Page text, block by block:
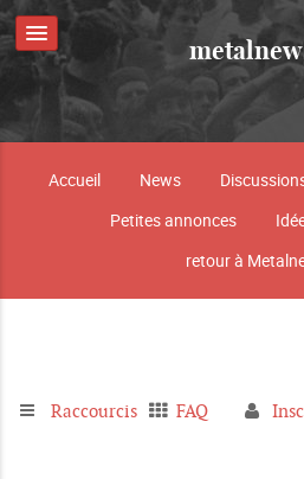
Accueil News
Petites annonces
retour à
Raccourcis FAQ